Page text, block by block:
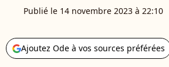
Publié le 14 novembre 2023 à 22:10
Ajoutez Ode à vos sources préférées